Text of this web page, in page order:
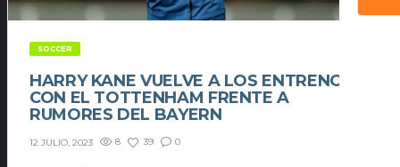
SOCCER
HARRY KANE VUELVE A LOS ENTRENOS
CON EL TOTTENHAM FRENTE A
RUMORES DEL BAYERN
12 JULIO, 2023 8 39 0